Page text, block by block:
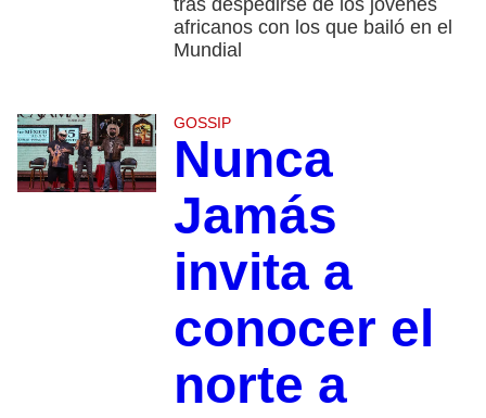
tras despedirse de los jóvenes
africanos con los que bailó en el
Mundial
GOSSIP
Nunca
Jamás
invita a
conocer el
norte a